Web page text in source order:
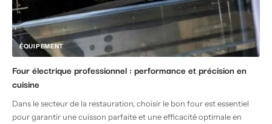
ÉQUIPEMENT
Four électrique professionnel : performance et précision en
cuisine
Dans le secteur de la restauration, choisir le bon four est essentiel
pour garantir une cuisson parfaite et une efficacité optimale en